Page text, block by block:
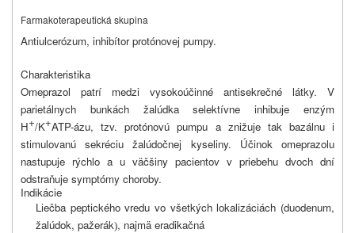
Farmakoterapeutická skupina
Antiulcerózum, inhibítor protónovej pumpy.
Charakteristika
Omeprazol patrí medzi vysokoúčinné antisekrečné látky. V
parietálnych bunkách žalúdka selektívne inhibuje enzým
H+/K+ATP-ázu, tzv. protónovú pumpu a znižuje tak bazálnu i
stimulovanú sekréciu žalúdočnej kyseliny. Účinok omeprazolu
nastupuje rýchlo a u väčšiny pacientov v priebehu dvoch dní
odstraňuje symptómy choroby.
Indikácie
Liečba peptického vredu vo všetkých lokalizáciách (duodenum,
žalúdok, pažerák), najmä eradikačná